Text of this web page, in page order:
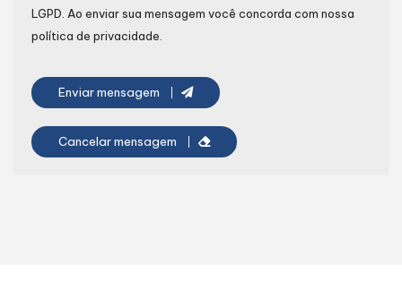
LGPD . Ao enviar sua mensagem você concorda com nossa
política de privacidade.
Enviar mensagem
Cancelar mensagem